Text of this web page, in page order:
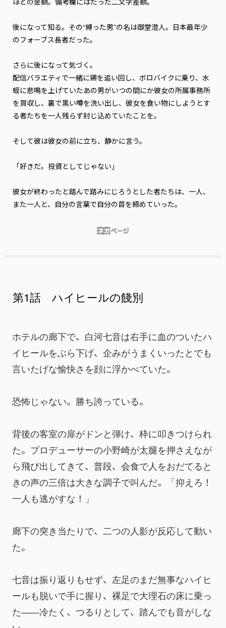
後になって知る。その“縛った男”の名は御堂澄人。日本最年少
のフォーブス長者だった。
さらに後になって気づく。
配信バラエティで一緒に鶏を追い回し、ボロバイクに乗り、水
蛭に悲鳴を上げていたあの男が――いつの間にか彼女の所属事務所
を買収し、裏で黒い噂を洗い出し、彼女を食い物にしようとす
る者たちを一人残らず封じ込めていたことを。
そして彼は彼女の前に立ち、静かに言う。
「好きだ。投資としてじゃない」
彼女が終わったと踏んで踏みにじろうとした者たちは、一人、
また一人と、自分の言葉で自分の首を締めていった。
第1話 ハイヒールの餞別
ホテルの廊下で、白河七音は右手に血のついたハ
イヒールをぶら下げ、企みがうまくいったとでも
言いたげな愉快さを顔に浮かべていた。
恐怖じゃない。勝ち誇っている。
背後の客室の扉がドンと弾け、枠に叩きつけられ
た。プロデューサーの小野崎が太腿を押さえなが
ら飛び出してきて、普段、会食で人をおだてると
きの声の三倍は大きな調子で叫んだ。「抑えろ！
一人も逃がすな！」
廊下の突き当たりで、二つの人影が反応して動い
た。
七音は振り返りもせず、左足のまだ無事なハイヒ
ールも脱いで手に握り、裸足で大理石の床に乗っ
た――冷たく、つるりとして、踏んでも音がしな